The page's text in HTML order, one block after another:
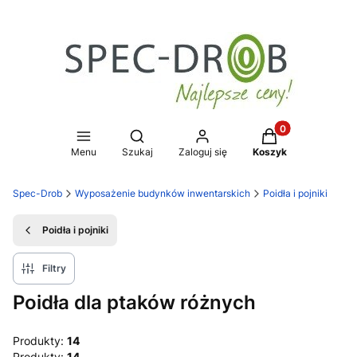
Menu
Otwórz wyszukiwarkę
Szukaj Zaloguj się
Produkty w
Koszyk
Spec-Drob Wyposażenie budynków inwentarskich Poidła i pojniki
Poidła i pojniki
Filtry
Poidła dla ptaków różnych
Produkty: 14